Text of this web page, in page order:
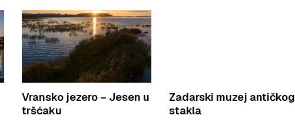
Vransko jezero – Jesen u
tršćaku
Zadarski muzej antičkog
stakla